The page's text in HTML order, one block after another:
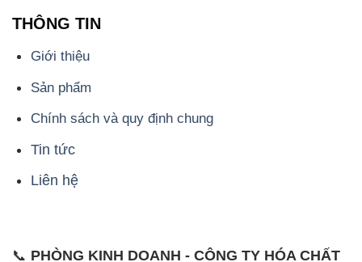
Chính sách và quy định chung
Tin tức
Liên hệ
📞
PHÒNG KINH DOANH - CÔNG TY HÓA CHẤT
ĐẮC TRƯỜNG PHÁT